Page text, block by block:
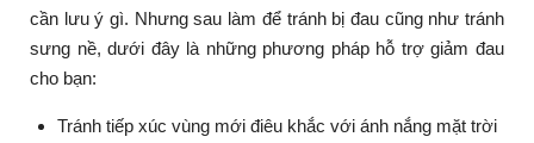
cần lưu ý gì. Nhưng sau làm để tránh bị đau cũng như tránh
sưng nề, dưới đây là những phương pháp hỗ trợ giảm đau
cho bạn:
Tránh tiếp xúc vùng mới điêu khắc với ánh nắng mặt trời